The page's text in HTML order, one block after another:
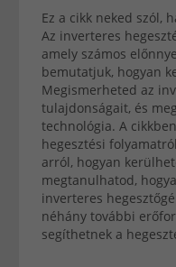
Ez a cikk neked szól,
Az inverteres
amely számos
bemutatjuk, hogyan
Megismerheted az
tulajdonságait, és
technológia. A
hegesztési
arról, hogyan
megtanulhatod,
inverteres
néhány további
segíthetnek a